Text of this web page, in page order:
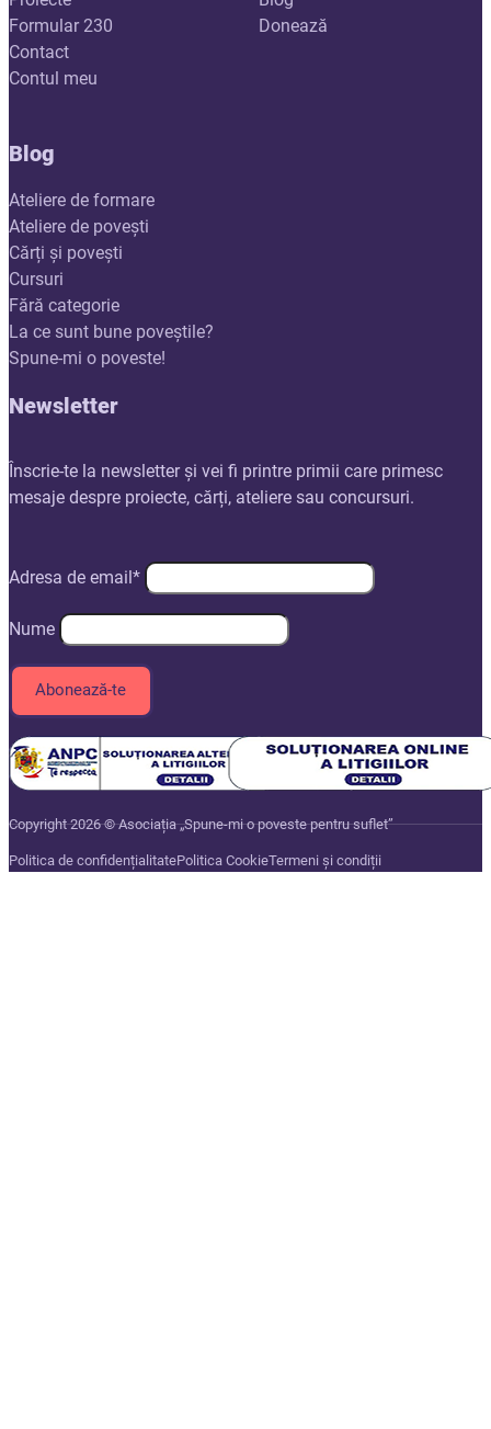
Formular 230
Contact
Contul meu
Donează
Blog
Ateliere de formare
Ateliere de povești
Cărți și povești
Cursuri
Fără categorie
La ce sunt bune poveștile?
Spune-mi o poveste!
Newsletter
Înscrie-te la newsletter și vei fi printre primii care primesc
mesaje despre proiecte, cărți, ateliere sau concursuri.
Adresa de email*
Nume
Copyright 2026 © Asociația „Spune-mi o poveste pentru suflet”
Politica de confidențialitatePolitica CookieTermeni și condiții